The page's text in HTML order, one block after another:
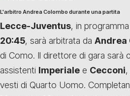
L'arbitro Andrea Colombo durante una partita
Lecce-Juventus, in programma
20:45, sarà arbitrata da Andrea
di Como. Il direttore di gara sarà
assistenti Imperiale e Cecconi
vesti di Quarto Uomo.